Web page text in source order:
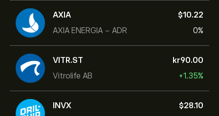
AXIA
AXIA ENERGIA - ADR
‎$‎10.22
0%
VITR.ST
Vitrolife AB
‎kr‎90.00
+1.35%
INVX
‎$‎28.10